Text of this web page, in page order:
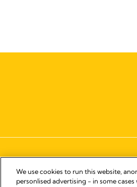
We use cookies to run this website,
personlised advertising - in some